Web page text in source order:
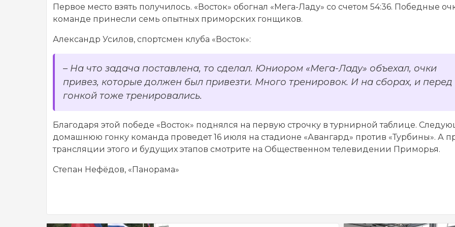
Первое место взять получилось. «Восток» обогнал «Мега-Ладу» со счетом 54:36. Победные
команде принесли семь опытных приморских гонщиков.
Александр Усилов, спортсмен клуба «Восток»:
– На что задача поставлена, то сделал. Юниором «Мега-Ладу» объехал, очки
привез, которые должен был привезти. Много тренировок. И на сборах, и перед
гонкой тоже тренировались.
Благодаря этой победе «Восток» поднялся на первую строчку в турнирной таблице.
домашнюю гонку команда проведет 16 июля на стадионе «Авангард» против «Турбины». А
трансляции этого и будущих этапов смотрите на Общественном телевидении Приморья.
Степан Нефёдов, «Панорама»